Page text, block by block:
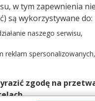
możesz uzyskać
w tym zapewnienia
są wykorzystywane do:
naszego serwisu,
reklam spersonalizowanych,
zgodę na